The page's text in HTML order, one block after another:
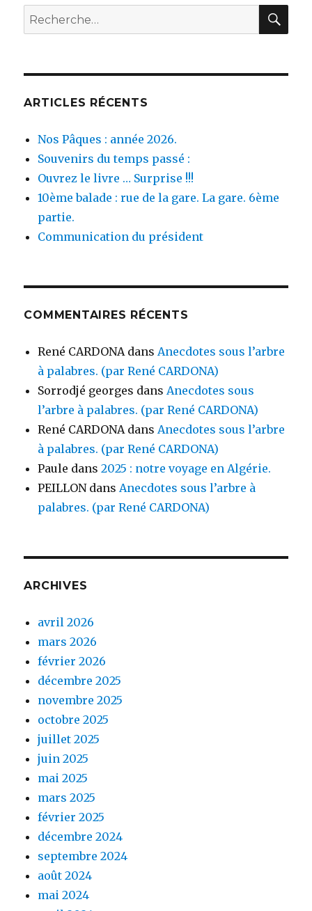
:
2ème
balade.
Recherche
pour :
ARTICLES RÉCENTS
Nos Pâques : année 2026.
Souvenirs du temps passé :
Ouvrez le livre … Surprise !!!
10ème balade : rue de la gare. La gare. 6ème
partie.
Communication du président
COMMENTAIRES RÉCENTS
René CARDONA dans Anecdotes sous l’arbre
à palabres. (par René CARDONA)
Sorrodjé georges dans Anecdotes sous
l’arbre à palabres. (par René CARDONA)
René CARDONA dans Anecdotes sous l’arbre
à palabres. (par René CARDONA)
Paule dans2025 : notre voyage en Algérie.
PEILLONdans Anecdotes sous l’arbre à
palabres. (par René CARDONA)
ARCHIVES
avril 2026
mars 2026
février 2026
décembre 2025
novembre 2025
octobre 2025
juillet 2025
juin 2025
mai 2025
mars 2025
février 2025
décembre 2024
septembre 2024
août 2024
mai 2024